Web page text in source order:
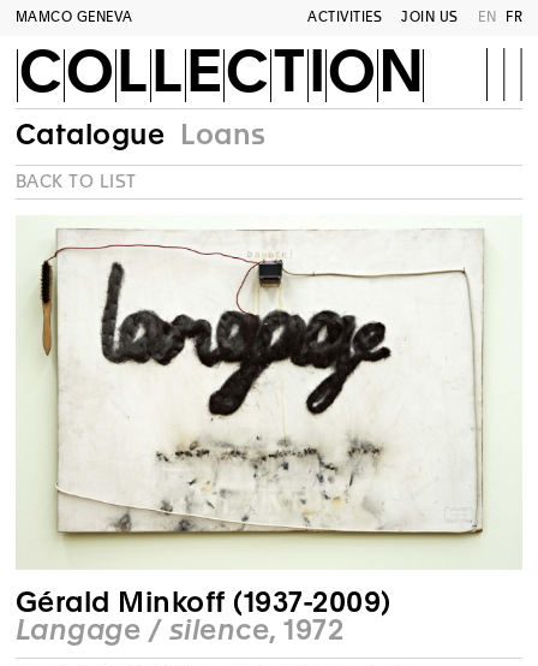
MAMCO GENEVA ACTIVITIES JOIN US EN FR
COLLECTION
Catalogue Loans
BACK TO LIST
Gérald Minkoff (1937-2009)
Langage / silence, 1972